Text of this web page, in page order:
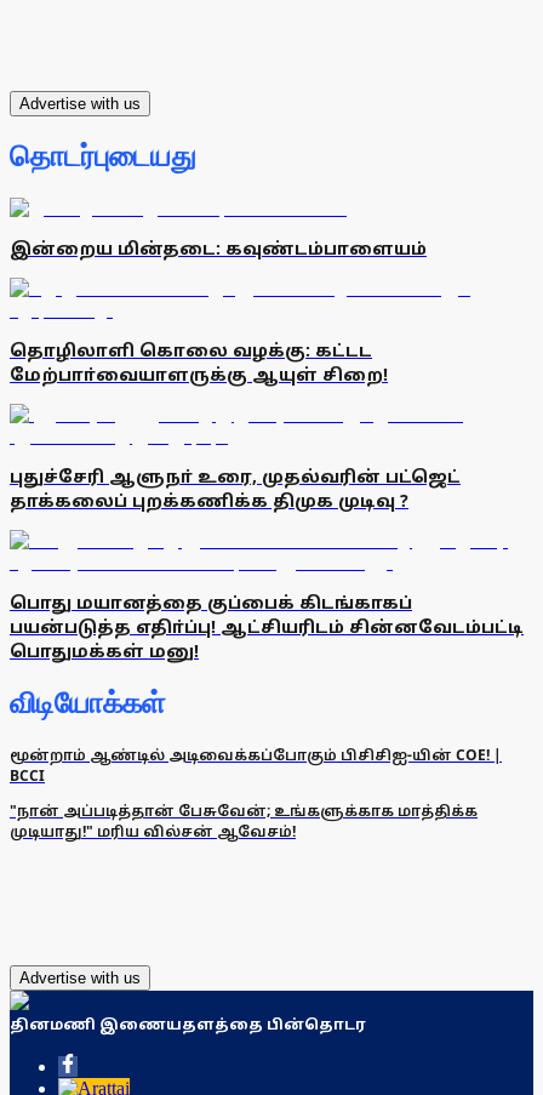
Advertise with us
தொடர்புடையது
இன்றைய மின்தடை: கவுண்டம்பாளையம்
தொழிலாளி கொலை வழக்கு: கட்டட
மேற்பாா்வையாளருக்கு ஆயுள் சிறை!
புதுச்சேரி ஆளுநா் உரை, முதல்வரின் பட்ஜெட்
தாக்கலைப் புறக்கணிக்க திமுக முடிவு ?
பொது மயானத்தை குப்பைக் கிடங்காகப்
பயன்படுத்த எதிா்ப்பு! ஆட்சியரிடம் சின்னவேடம்பட்டி
பொதுமக்கள் மனு!
விடியோக்கள்
மூன்றாம் ஆண்டில் அடிவைக்கப்போகும் பிசிசிஐ-யின் COE! |
BCCI
"நான் அப்படித்தான் பேசுவேன்; உங்களுக்காக மாத்திக்க
முடியாது!" மரிய வில்சன் ஆவேசம்!
Advertise with us
தினமணி இணையதளத்தை பின்தொடர